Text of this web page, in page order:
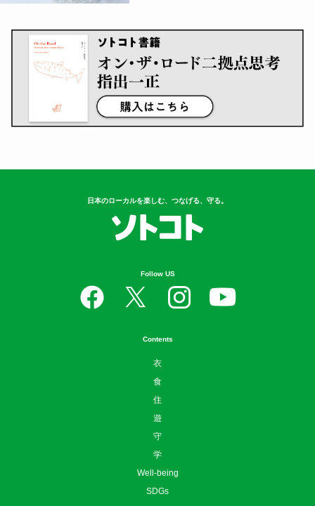
日本のローカルを楽しむ、つなげる、守る。
Follow US
Contents
衣
食
住
遊
守
学
Well-being
SDGs